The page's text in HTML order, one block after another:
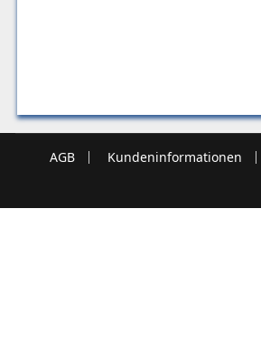
AGB Kundeninformationen